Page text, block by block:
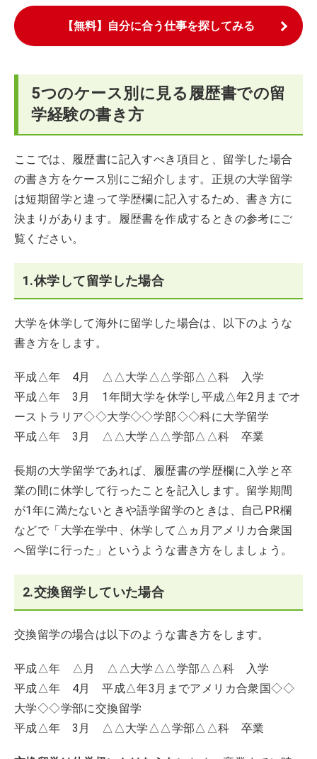
【無料】自分に合う仕事を探してみる
5つのケース別に見る履歴書での留
学経験の書き方
ここでは、履歴書に記入すべき項目と、留学した場合
の書き方をケース別にご紹介します。正規の大学留学
は短期留学と違って学歴欄に記入するため、書き方に
決まりがあります。履歴書を作成するときの参考にご
覧ください。
1.休学して留学した場合
大学を休学して海外に留学した場合は、以下のような
書き方をします。
平成△年 4月 △△大学△△学部△△科 入学
平成△年 3月 1年間大学を休学し平成△年2月までオ
ーストラリア◇◇大学◇◇学部◇◇科に大学留学
平成△年 3月 △△大学△△学部△△科 卒業
長期の大学留学であれば、履歴書の学歴欄に入学と卒
業の間に休学して行ったことを記入します。留学期間
が1年に満たないときや語学留学のときは、自己PR欄
などで「大学在学中、休学して△ヵ月アメリカ合衆国
へ留学に行った」というような書き方をしましょう。
2.交換留学していた場合
交換留学の場合は以下のような書き方をします。
平成△年 △月 △△大学△△学部△△科 入学
平成△年 4月 平成△年3月までアメリカ合衆国◇◇
大学◇◇学部に交換留学
平成△年 3月 △△大学△△学部△△科 卒業